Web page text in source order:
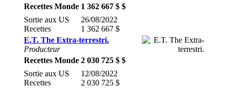
Recettes Monde 1 362 667 $ $
Sortie aux US
Recettes
26/08/2022
1 362 667 $
E.T. The Extra-terrestri.
Producteur
Recettes Monde 2 030 725 $ $
Sortie aux US
Recettes
12/08/2022
2 030 725 $